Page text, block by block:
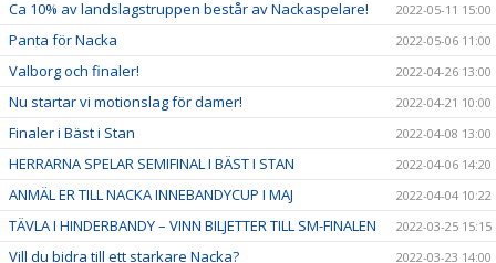
Ca 10% av landslagstruppen består av Nackaspelare! 2022-05-11 15:00
Panta för Nacka 2022-05-06 11:00
Valborg och finaler! 2022-04-26 13:00
Nu startar vi motionslag för damer! 2022-04-21 10:00
Finaler i Bäst i Stan 2022-04-08 13:00
HERRARNA SPELAR SEMIFINAL I BÄST I STAN 2022-04-06 14:20
ANMÄL ER TILL NACKA INNEBANDYCUP I MAJ 2022-04-04 10:22
TÄVLA I HINDERBANDY – VINN BILJETTER TILL SM-FINALEN 2022-03-25 15:15
Vill du bidra till ett starkare Nacka? 2022-03-23 14:00